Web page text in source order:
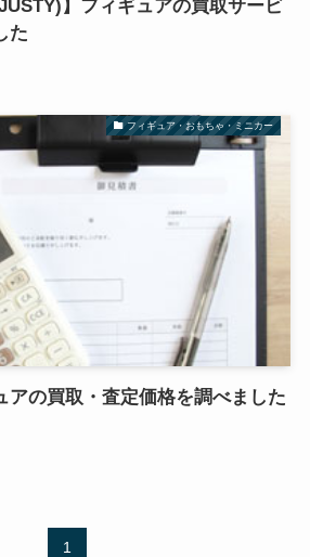
】フィギュアの買取サービ
た
フィギュア・おもちゃ・ミニカー
アの買取・査定価格を調べました
1